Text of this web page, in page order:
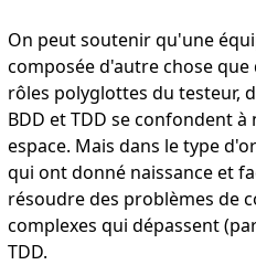
On peut soutenir qu'une
composée d'autre chose
rôles polyglottes du testeur,
BDD et TDD se confondent
espace. Mais dans le type
qui ont donné naissance et
résoudre des problèmes de
complexes qui dépassent
TDD.